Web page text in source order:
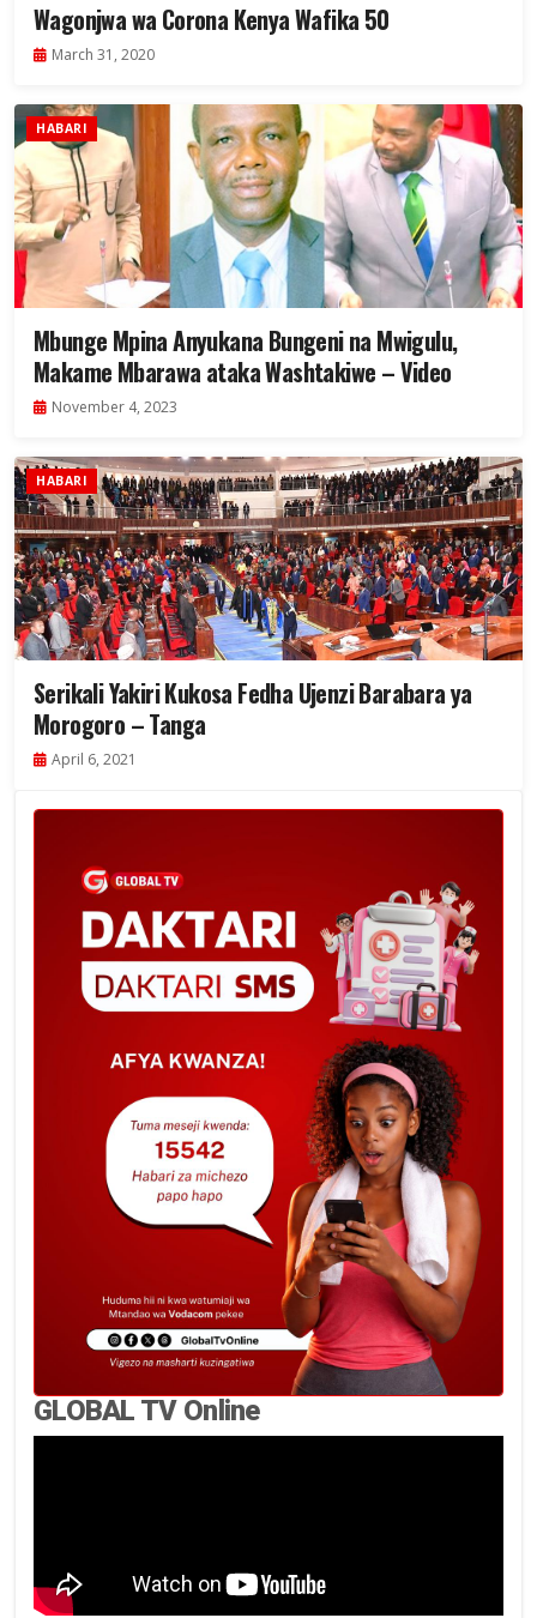
Wagonjwa wa Corona Kenya Wafika 50
March 31, 2020
HABARI
Mbunge Mpina Anyukana Bungeni na Mwigulu,
Makame Mbarawa ataka Washtakiwe – Video
November 4, 2023
HABARI
Serikali Yakiri Kukosa Fedha Ujenzi Barabara ya
Morogoro – Tanga
April 6, 2021
GLOBAL TV Online